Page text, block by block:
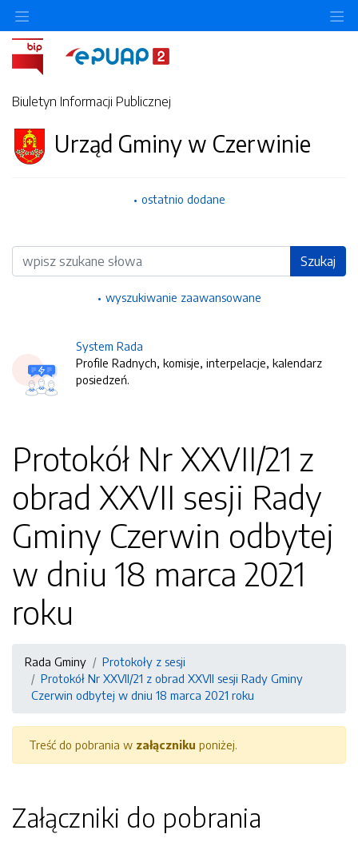
Biuletyn Informacji Publicznej
Urząd Gminy w Czerwinie
ostatnio dodane
Wyszukiwarka Szukaj
wyszukiwanie zaawansowane
System Rada
Profile Radnych, komisje, interpelacje, kalendarz
posiedzeń.
Protokół Nr XXVII/21 z
obrad XXVII sesji Rady
Gminy Czerwin odbytej
w dniu 18 marca 2021
roku
Rada Gminy
Protokoły z sesji
Protokół Nr XXVII/21 z obrad XXVII sesji Rady Gminy
Czerwin odbytej w dniu 18 marca 2021 roku
Treść do pobrania w załączniku poniżej.
Załączniki do pobrania